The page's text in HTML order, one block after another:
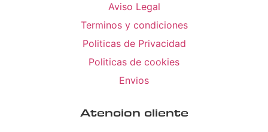
Aviso Legal
Terminos y condiciones
Politicas de Privacidad
Politicas de cookies
Envios
Atencion cliente